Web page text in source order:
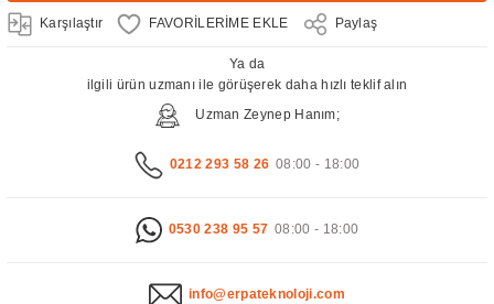
Karşılaştır Paylaş
Ya da
ilgili ürün uzmanı ile görüşerek daha hızlı teklif alın
Uzman Zeynep Hanım;
0212 293 58 26 08:00 - 18:00
0530 238 95 57 08:00 - 18:00
info@erpateknoloji.com